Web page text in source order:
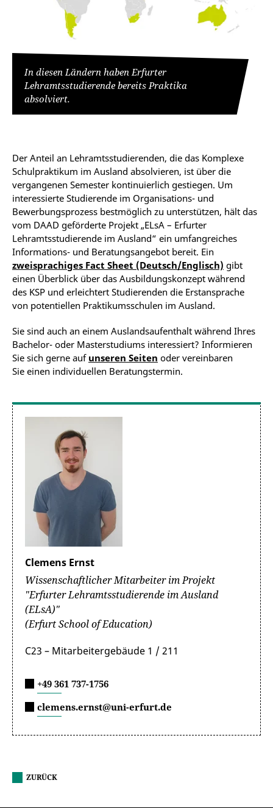
In diesen Ländern haben Erfurter
Lehramtsstudierende bereits Praktika
absolviert.
Der Anteil an Lehramtsstudierenden, die das Komplexe
Schulpraktikum im Ausland absolvieren, ist über die
vergangenen Semester kontinuierlich gestiegen. Um
interessierte Studierende im Organisations- und
Bewerbungsprozess bestmöglich zu unterstützen, hält das
vom DAAD geförderte Projekt „ELsA – Erfurter
Lehramtsstudierende im Ausland“ ein umfangreiches
Informations- und Beratungsangebot bereit. Ein
zweisprachiges Fact Sheet (Deutsch/Englisch) gibt
einen Überblick über das Ausbildungskonzept während
des KSP und erleichtert Studierenden die Erstansprache
von potentiellen Praktikumsschulen im Ausland.
Sie sind auch an einem Auslandsaufenthalt während Ihres
Bachelor- oder Masterstudiums interessiert? Informieren
Sie sich gerne auf unseren Seiten oder vereinbaren
Sie einen individuellen Beratungstermin.
Clemens Ernst
Wissenschaftlicher Mitarbeiter im Projekt
"Erfurter Lehramtsstudierende im Ausland
(ELsA)"
(Erfurt School of Education)
C23 – Mitarbeitergebäude 1 / 211
+49 361 737-1756
clemens.ernst@uni-erfurt.de
ZURÜCK